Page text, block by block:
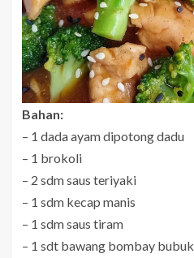
Bahan:
– 1 dada ayam dipotong dadu
– 1 brokoli
– 2 sdm saus teriyaki
– 1 sdm kecap manis
– 1 sdm saus tiram
– 1 sdt bawang bombay bubuk